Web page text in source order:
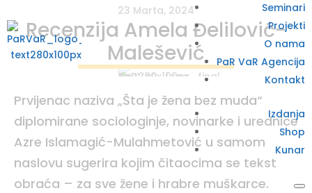
Seminari
Projekti
O nama
PaR VaR Agencija
Kontakt
Izdanja
Shop
Kunar
23 Marta, 2024
Recenzija Amela Đelilović-
Malešević
Prvijenac naziva „Šta je žena bez muda“
diplomirane sociologinje, novinarke i urednice
Azre Islamagić-Mulahmetović u samom
naslovu sugerira kojim čitaocima se tekst
obraća – za sve žene i hrabre muškarce.